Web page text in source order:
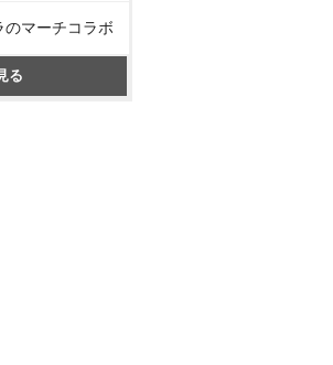
のマーチコラボ
る